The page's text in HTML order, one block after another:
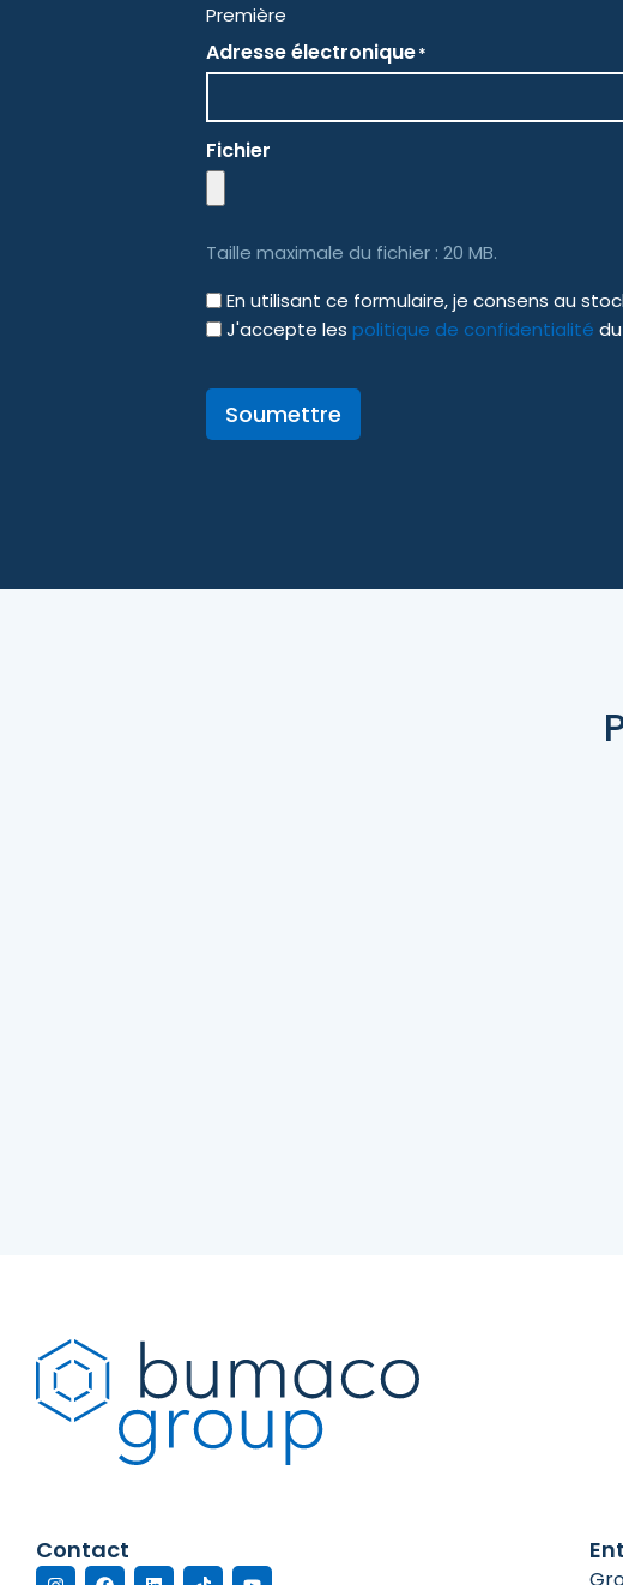
Première
Adresse électronique*
Fichier
Taille maximale du fichier : 20 MB.
GDPR
En utilisant ce formulaire, je consens au
J'accepte les politique de confidentialité
Soumettre
Contact